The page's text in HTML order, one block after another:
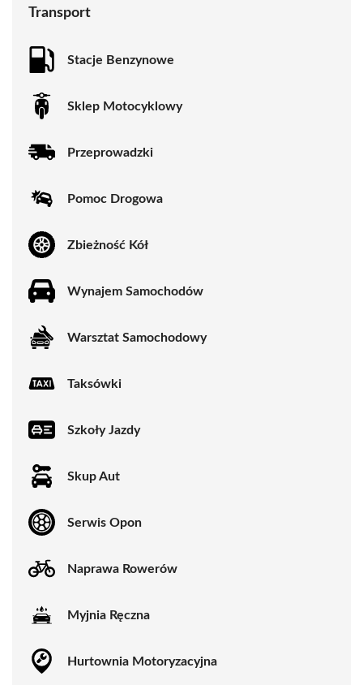
Transport
Stacje Benzynowe
Sklep Motocyklowy
Przeprowadzki
Pomoc Drogowa
Zbieżność Kół
Wynajem Samochodów
Warsztat Samochodowy
Taksówki
Szkoły Jazdy
Skup Aut
Serwis Opon
Naprawa Rowerów
Myjnia Ręczna
Hurtownia Motoryzacyjna